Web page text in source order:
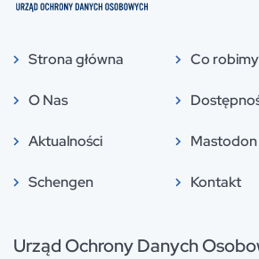
Strona główna
O Nas
Aktualności
Schengen
Co
Mastodon
Kontakt
Urząd Ochrony Danych